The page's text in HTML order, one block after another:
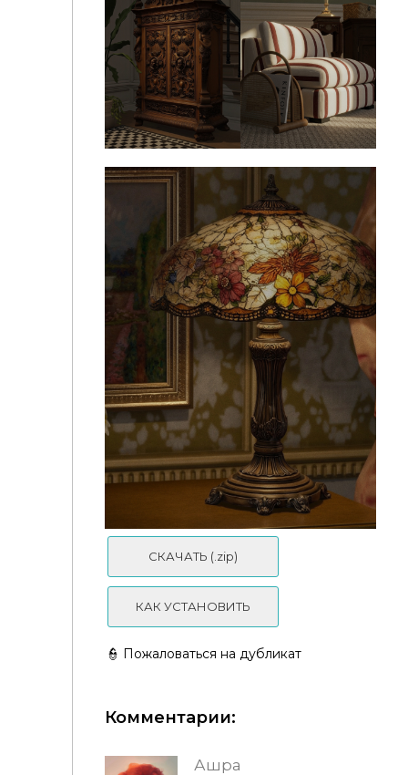
DECOR | The Estate Keepsakes Collection Creator
Sim Wears Prada
SimWearsPrada - Decor - Nancy Meyers Collection -
Living.
СКАЧАТЬ (.zip)
КАК УСТАНОВИТЬ
👮 Пожаловаться на дубликат
Комментарии:
Ашра